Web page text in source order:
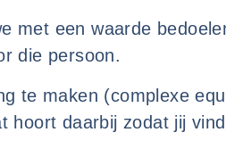
met een waarde
die persoon.
te maken (complexe
hoort daarbij zodat jij